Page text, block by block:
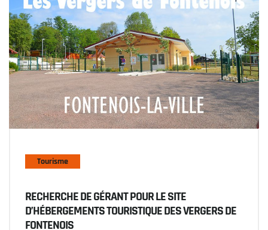
Tourisme
RECHERCHE DE GÉRANT POUR LE SITE
D’HÉBERGEMENTS TOURISTIQUE DES VERGERS DE
FONTENOIS